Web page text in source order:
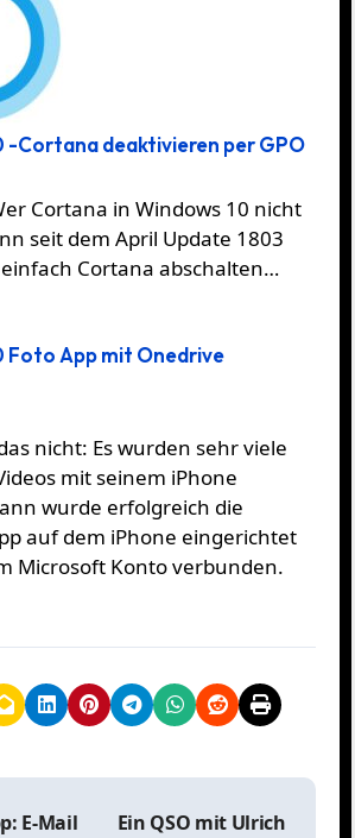
-Cortana deaktivieren per GPO
Cortana in Windows 10 nicht
seit dem April Update 1803
Cortana abschalten…
Foto App mit Onedrive
nicht: Es wurden sehr viele
mit seinem iPhone
wurde erfolgreich die
auf dem iPhone eingerichtet
Microsoft Konto verbunden.
E-Mail
Ein QSO mit Ulrich